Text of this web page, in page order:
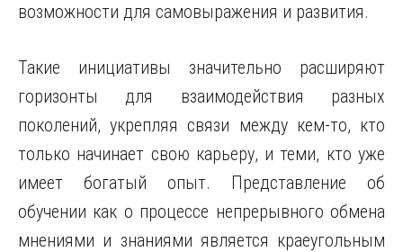
возможности для самовыражения и развития.
Такие инициативы значительно расширяют
горизонты для взаимодействия разных
поколений, укрепляя связи между кем-то, кто
только начинает свою карьеру, и теми, кто уже
имеет богатый опыт. Представление об
обучении как о процессе непрерывного обмена
мнениями и знаниями является краеугольным